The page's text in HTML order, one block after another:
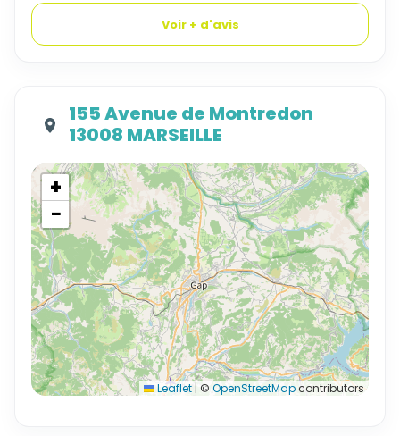
Voir + d'avis
155 Avenue de Montredon
13008 MARSEILLE
+
−
Leaflet | © OpenStreetMapcontributors